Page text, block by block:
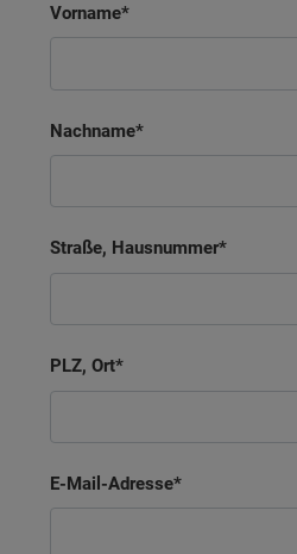
Vorname
Nachname
Straße, Hausnummer
PLZ, Ort
E-Mail-Adresse